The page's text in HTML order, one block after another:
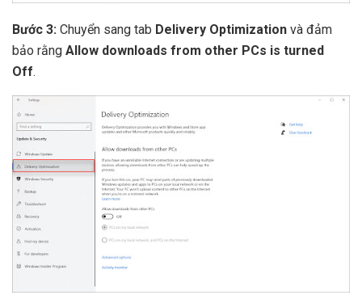
Bước 3: Chuyển sang tab Delivery Optimization và đảm
bảo rằng Allow downloads from other PCs is turned
Off.